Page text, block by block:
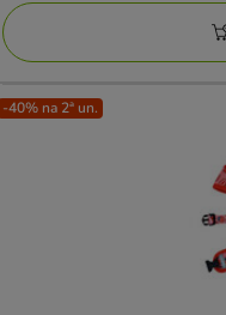
a
18.99€
-40% na 2ª un.